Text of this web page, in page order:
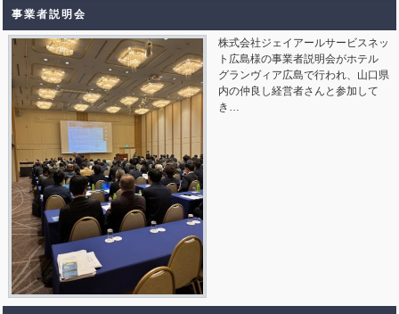
事業者説明会
株式会社ジェイアールサービスネッ
ト広島様の事業者説明会がホテル
グランヴィア広島で行われ、山口県
内の仲良し経営者さんと参加して
き…